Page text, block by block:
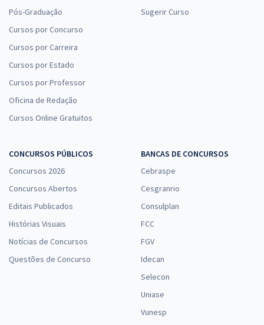
Pós-Graduação
Cursos por Concurso
Cursos por Carreira
Cursos por Estado
Cursos por Professor
Oficina de Redação
Cursos Online Gratuitos
Sugerir Curso
CONCURSOS PÚBLICOS
Concursos 2026
Concursos Abertos
Editais Publicados
Histórias Visuais
Notícias de Concursos
Questões de Concurso
BANCAS DE CONCURSOS
Cebraspe
Cesgranrio
Consulplan
FCC
FGV
Idecan
Selecon
Uniase
Vunesp